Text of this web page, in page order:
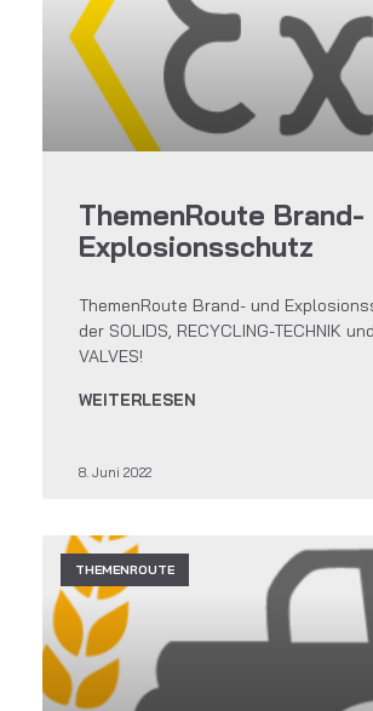
ThemenRoute Brand-
Explosionsschutz
ThemenRoute Brand- und
der SOLIDS, RECYCLING-TECHNIK
VALVES!
WEITERLESEN
8. Juni 2022
THEMENROUTE